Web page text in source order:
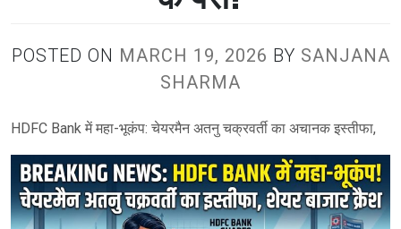
POSTED ON MARCH 19, 2026 BY SANJANA
SHARMA
HDFC Bank में महा-भूकंप: चेयरमैन अतनु चक्रवर्ती का अचानक इस्तीफा,